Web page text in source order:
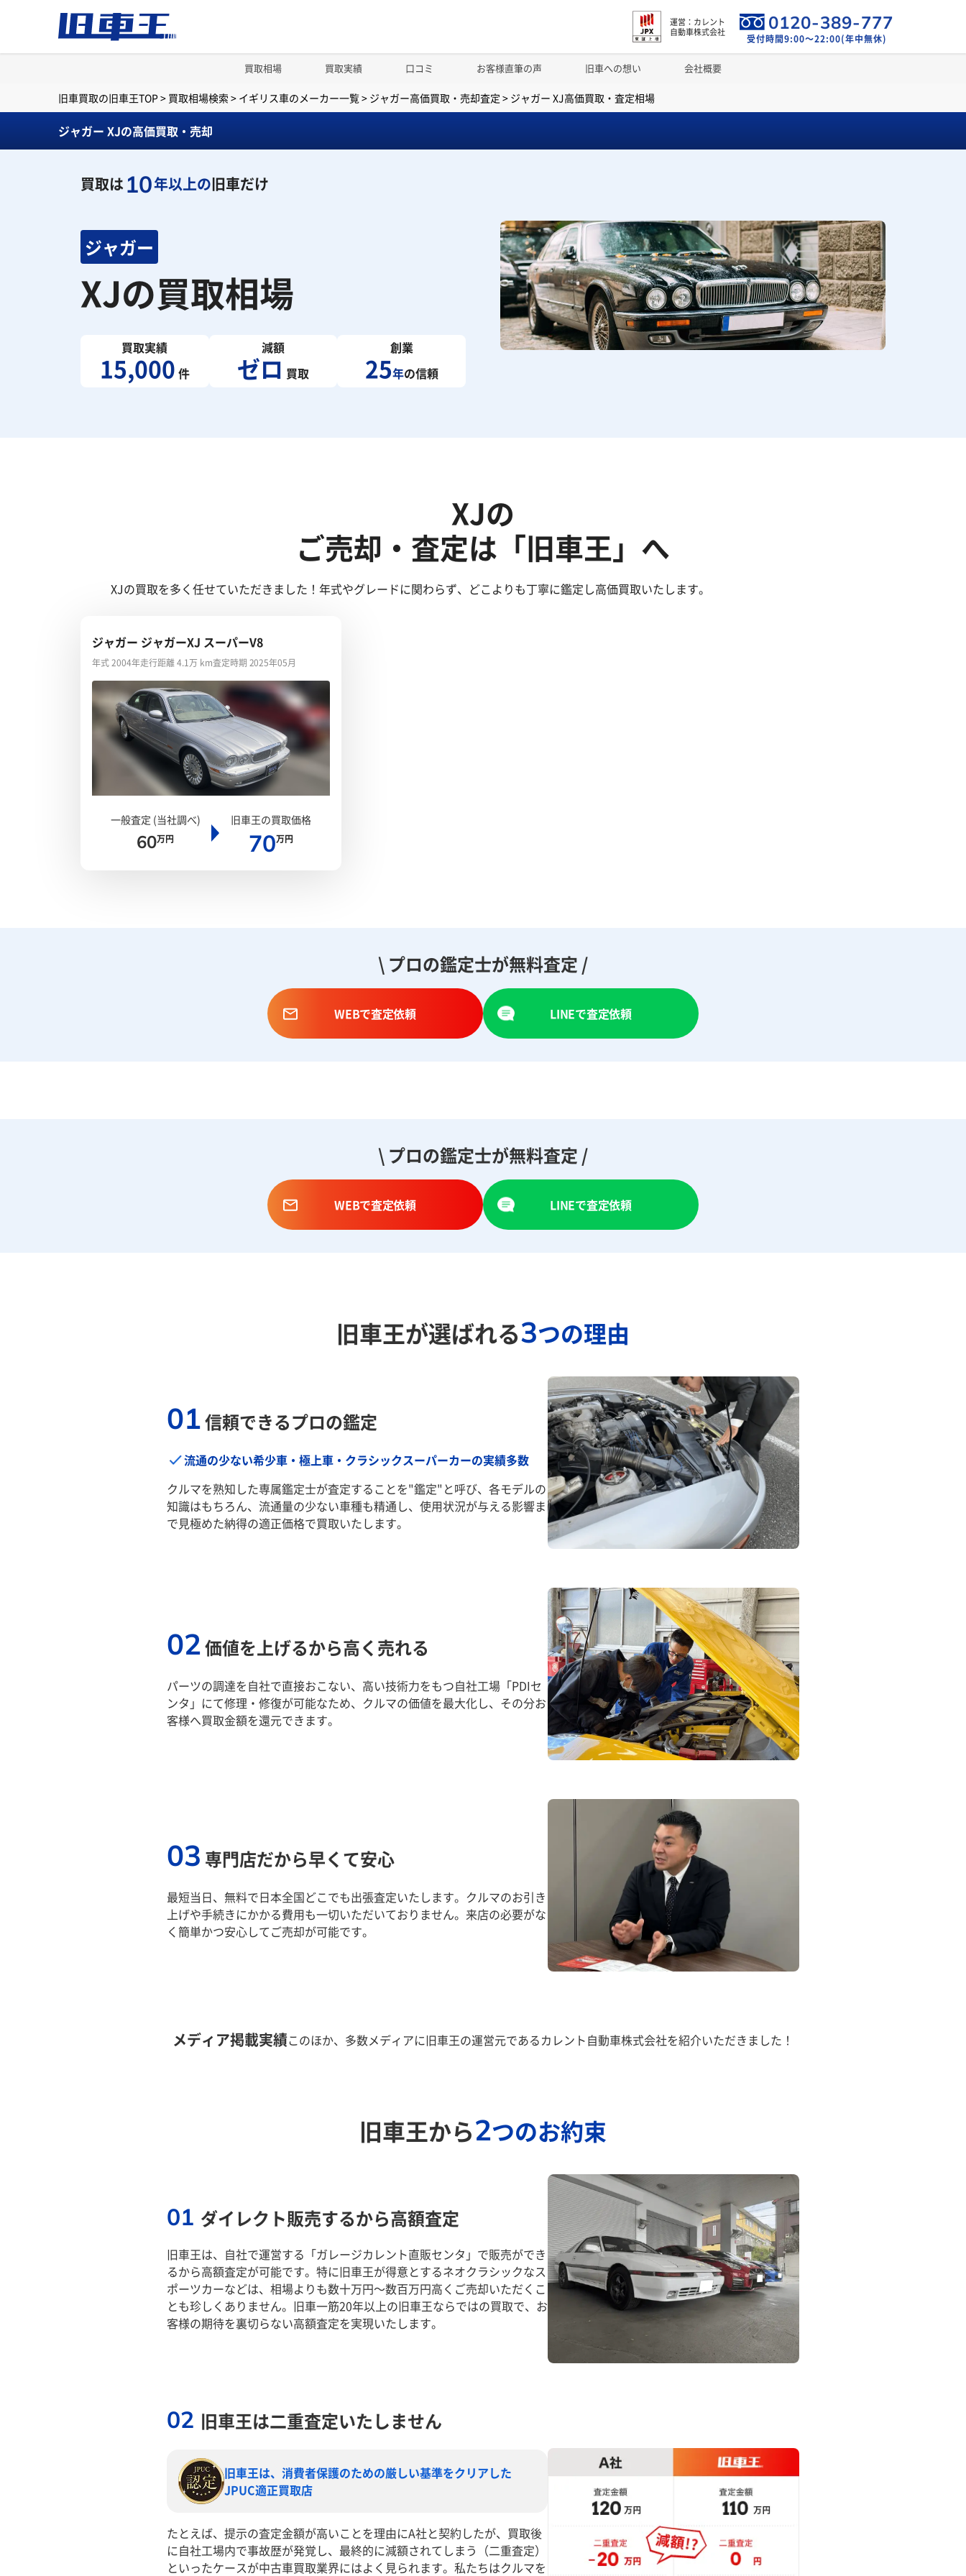
運営：カレント
自動車株式会社
0120-389-777
受付時間9:00～22:00(年中無休)
買取相場 買取実績 口コミ お客様直筆の声 旧車への想い 会社概要
旧車買取の旧車王TOP > 買取相場検索 > イギリス車のメーカー一覧> ジャガー高価買取・売却査定 > ジャガー XJ高価買取・査定相場
ジャガー XJの高価買取・売却
買取は10年以上の旧車だけ
ジャガー
XJの買取相場
買取実績
15,000 件
減額
ゼロ 買取
創業
25年の信頼
XJの
ご売却・査定は「旧車王」へ
XJの買取を多く任せていただきました！年式やグレードに関わらず、どこよりも丁寧に鑑定し高価買取いたします。
ジャガー ジャガーXJ スーパーV8
年式 2004年走行距離 4.1万 km査定時期 2025年05月
一般査定 (当社調べ)
60万円
旧車王の買取価格
70万円
\ プロの鑑定士が無料査定 /
WEBで査定依頼 LINEで査定依頼
\ プロの鑑定士が無料査定 /
WEBで査定依頼 LINEで査定依頼
旧車王が選ばれる3つの理由
01信頼できるプロの鑑定
流通の少ない希少車・極上車・クラシックスーパーカーの実績多数
クルマを熟知した専属鑑定士が査定することを"鑑定"と呼び、各モデルの
知識はもちろん、流通量の少ない車種も精通し、使用状況が与える影響ま
で見極めた納得の適正価格で買取いたします。
02価値を上げるから高く売れる
パーツの調達を自社で直接おこない、高い技術力をもつ自社工場「PDIセ
ンタ」にて修理・修復が可能なため、クルマの価値を最大化し、その分お
客様へ買取金額を還元できます。
03 専門店だから早くて安心
最短当日、無料で日本全国どこでも出張査定いたします。クルマのお引き
上げや手続きにかかる費用も一切いただいておりません。来店の必要がな
く簡単かつ安心してご売却が可能です。
メディア掲載実績このほか、多数メディアに旧車王の運営元であるカレント自動車株式会社を紹介いただきました！
旧車王から2つのお約束
01 ダイレクト販売するから高額査定
旧車王は、自社で運営する「ガレージカレント直販センタ」で販売ができ
るから高額査定が可能です。特に旧車王が得意とするネオクラシックなス
ポーツカーなどは、相場よりも数十万円～数百万円高くご売却いただくこ
とも珍しくありません。旧車一筋20年以上の旧車王ならではの買取で、お
客様の期待を裏切らない高額査定を実現いたします。
02 旧車王は二重査定いたしません
旧車王は、消費者保護のための厳しい基準をクリアした
JPUC適正買取店
たとえば、提示の査定金額が高いことを理由にA社と契約したが、買取後
に自社工場内で事故歴が発覚し、最終的に減額されてしまう（二重査定）
といったケースが中古車買取業界にはよく見られます。私たちはクルマを